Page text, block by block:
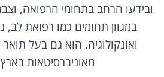
ובידעו הרחב בתחומי הרפואה,
במגוון תחומים כמו רפואת
ואונקולוגיה. הוא גם בעל
מאוניברסיטאות